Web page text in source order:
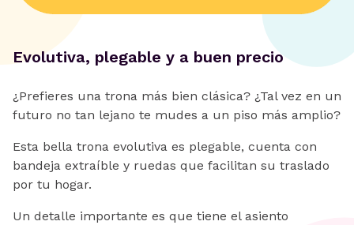
Evolutiva, plegable y a buen precio
¿Prefieres una trona más bien clásica? ¿Tal vez en un
futuro no tan lejano te mudes a un piso más amplio?
Esta bella trona evolutiva es plegable, cuenta con
bandeja extraíble y ruedas que facilitan su traslado
por tu hogar.
Un detalle importante es que tiene el asiento